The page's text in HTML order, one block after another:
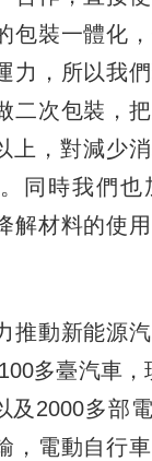
包裝一體化
力，所以我
二次包裝，
上，對減少
同時我們也
解材料的使
動新能源汽
多臺汽車，
及2000多部
，電動自行